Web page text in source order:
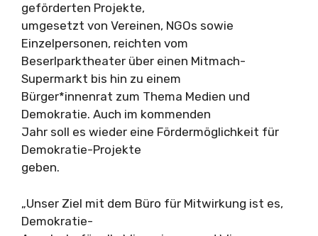
geförderten Projekte,
umgesetzt von Vereinen, NGOs sowie
Einzelpersonen, reichten vom
Beserlparktheater über einen Mitmach-
Supermarkt bis hin zu einem
Bürger*innenrat zum Thema Medien und
Demokratie. Auch im kommenden
Jahr soll es wieder eine Fördermöglichkeit für
Demokratie-Projekte
geben.
„Unser Ziel mit dem Büro für Mitwirkung ist es,
Demokratie-